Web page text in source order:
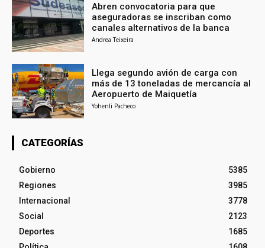
Abren convocatoria para que
aseguradoras se inscriban como
canales alternativos de la banca
Andrea Teixeira
Llega segundo avión de carga con
más de 13 toneladas de mercancía al
Aeropuerto de Maiquetía
Yohenli Pacheco
CATEGORÍAS
Gobierno
5385
Regiones
3985
Internacional
3778
Social
2123
Deportes
1685